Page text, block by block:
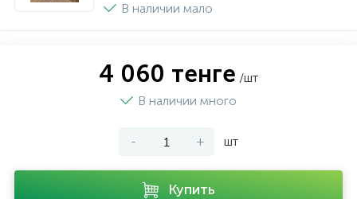
В наличии мало
4 060 тенге /шт
В наличии много
- + шт
Купить